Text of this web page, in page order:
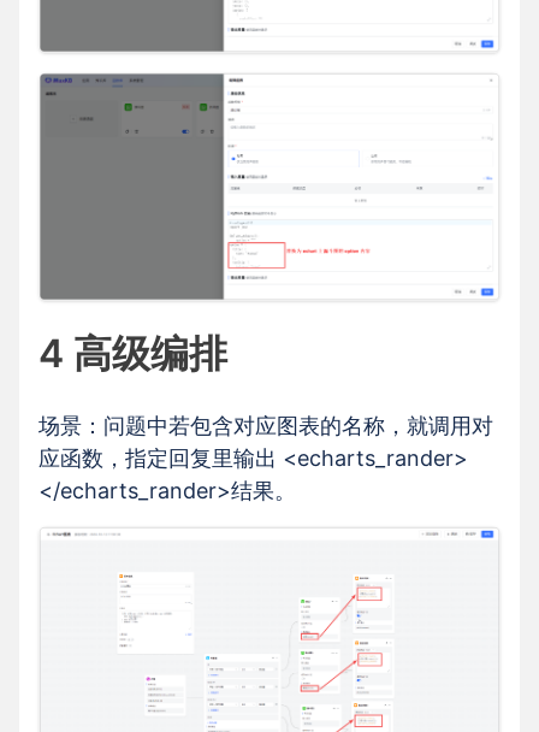
4 高级编排
场景：问题中若包含对应图表的名称，就调用对
应函数，指定回复里输出 <echarts_rander>
</echarts_rander>结果。